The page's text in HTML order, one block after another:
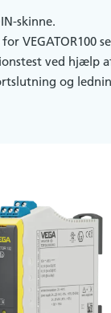
skinne.
VEGATOR100
ved hjælp
og